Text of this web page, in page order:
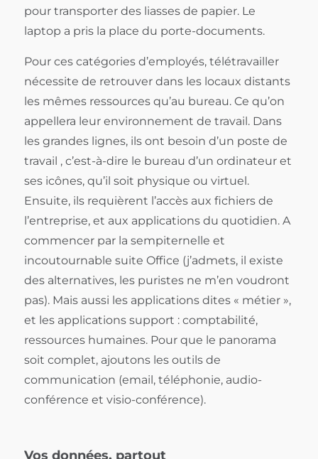
pour transporter des liasses de papier. Le
laptop a pris la place du porte-documents.
Pour ces catégories d’employés, télétravailler
nécessite de retrouver dans les locaux distants
les mêmes ressources qu’au bureau. Ce qu’on
appellera leur environnement de travail. Dans
les grandes lignes, ils ont besoin d’un poste de
travail , c’est-à-dire le bureau d’un ordinateur et
ses icônes, qu’il soit physique ou virtuel.
Ensuite, ils requièrent l’accès aux fichiers de
l’entreprise, et aux applications du quotidien. A
commencer par la sempiternelle et
incoutournable suite Office (j’admets, il existe
des alternatives, les puristes ne m’en voudront
pas). Mais aussi les applications dites « métier »,
et les applications support : comptabilité,
ressources humaines. Pour que le panorama
soit complet, ajoutons les outils de
communication (email, téléphonie, audio-
conférence et visio-conférence).
Vos données, partout